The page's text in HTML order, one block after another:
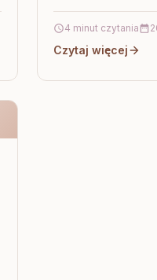
z rozsądną ceną,
80X200 będzie
4 minut czytania
Czytaj więcej